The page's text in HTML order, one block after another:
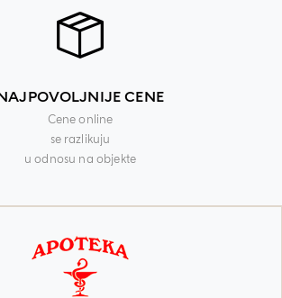
CENE
Cene online
se razlikuju
u odnosu na objekte